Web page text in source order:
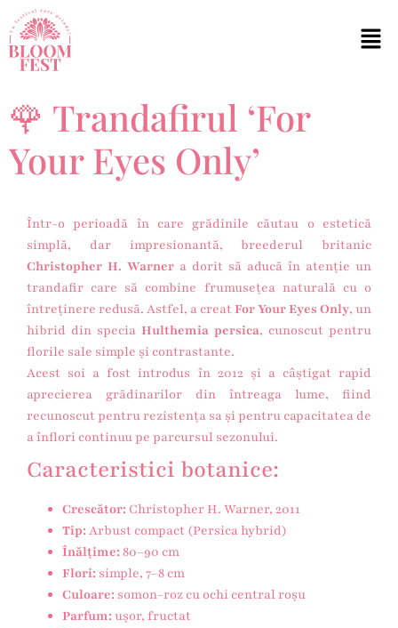
🌹 Trandafirul ‘For
Your Eyes Only’
Într-o perioadă în care grădinile căutau o estetică
simplă, dar impresionantă, breederul britanic
Christopher H. Warner a dorit să aducă în atenție un
trandafir care să combine frumusețea naturală cu o
întreținere redusă. Astfel, a creatFor Your Eyes Only, un
hibrid din specia Hulthemia persica, cunoscut pentru
florile sale simple și contrastante.
Acest soi a fost introdus în 2012 și a câștigat rapid
aprecierea grădinarilor din întreaga lume, fiind
recunoscut pentru rezistența sa și pentru capacitatea de
a înflori continuu pe parcursul sezonului.
Caracteristici botanice:
Crescător: Christopher H. Warner, 2011
Tip: Arbust compact (Persica hybrid)
Înălțime: 80–90 cm
Flori: simple, 7–8 cm
Culoare: somon-roz cu ochi central roșu
Parfum: ușor, fructat